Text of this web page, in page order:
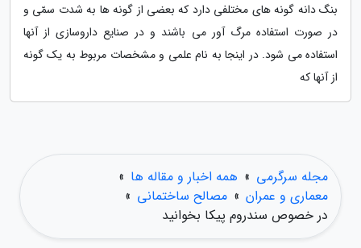
بنگ دانه گونه های مختلفی دارد که بعضی از گونه ها به شدت سمّی و
در صورت استفاده مرگ آور می باشند و در صنایع داروسازی از آنها
استفاده می شود. در اینجا به نام علمی و مشخصات مربوط به یک گونه
از آنها که
مجله سرگرمی » همه اخبار و مقاله ها »
معماری و عمران » مصالح ساختمانی »
در خصوص سندروم پیکا بخوانید